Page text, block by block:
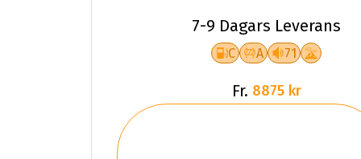
7-9 Dagars Leverans
C A 71
Fr. 8875 kr